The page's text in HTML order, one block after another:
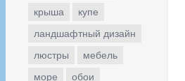
крыша
купе
ландшафтный дизайн
люстры
мебель
море
обои